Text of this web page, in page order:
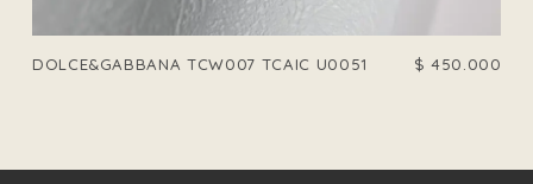
DOLCE&GABBANA TCW007 TCAIC U0051 $ 450.000